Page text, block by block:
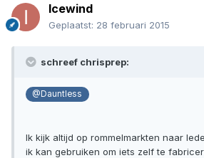
Icewind
Geplaatst: 28 februari 2015
schreef chrisprep:
@Dauntless
Ik kijk altijd op rommelmarkten naar
ik kan gebruiken om iets zelf te